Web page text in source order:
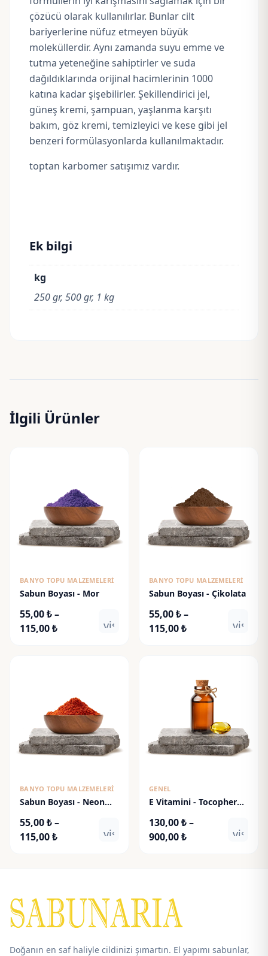
çözücü olarak kullanılırlar. Bunlar cilt
bariyerlerine nüfuz etmeyen büyük
moleküllerdir. Aynı zamanda suyu emme ve
tutma yeteneğine sahiptirler ve suda
dağıldıklarında orijinal hacimlerinin 1000
katına kadar şişebilirler. Şekillendirici jel,
güneş kremi, şampuan, yaşlanma karşıtı
bakım, göz kremi, temizleyici ve kese gibi jel
benzeri formülasyonlarda kullanılmaktadır.
toptan karbomer satışımız vardır.
Ek bilgi
kg
250 gr, 500 gr, 1 kg
İlgili Ürünler
BANYO TOPU MALZEMELERI
Sabun Boyası - Mor
55,00₺–
115,00₺Fiyat
visibility
BANYO TOPU MALZEMELERI
Sabun Boyası - Çikolata
55,00₺–
115,00₺Fiyat
115,00 ₺
BANYO TOPU MALZEMELERI
Sabun Boyası - Neon
55,00₺–
115,00₺Fiyat
visibility
GENEL
E Vitamini - Tocopheryl
130,00₺–
900,00₺Fiyat
Doğanın en saf haliyle cildinizi şımartın. El yapımı sabunlar,